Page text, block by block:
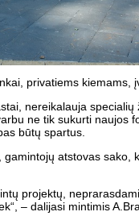
privatiems kiemams,
nereikalauja
ne tik sukurti naujos
būtų spartus.
atstovas sako,
projektų,
– dalijasi mintimis